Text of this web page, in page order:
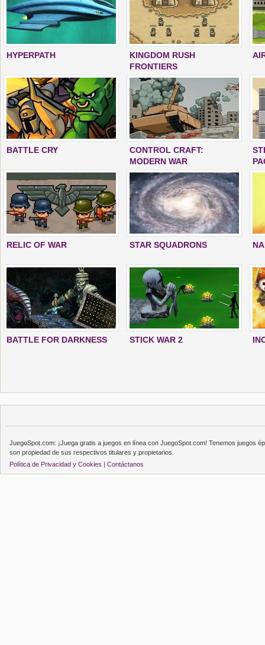
HYPERPATH
KINGDOM RUSH
FRONTIERS
BATTLE CRY
CONTROL CRAFT:
MODERN WAR
RELIC OF WAR STAR SQUADRONS
BATTLE FOR DARKNESS STICK WAR 2
JuegoSpot.com: ¡Juega gratis a juegos en línea con JuegoSpot.com! Tenemos juegos
son propiedad de sus respectivos titulares y propietarios.
Política de Privacidad y Cookies | Contáctanos